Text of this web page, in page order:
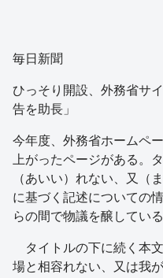
毎日新聞
ひっそり開設、外務省サ
告を助長」
今年度、外務省ホームペ
上がったページがある。
（あいい）れない、又（
に基づく記述についての
らの間で物議を醸している
タイトルの下に続く本
場と相容れない、又は我